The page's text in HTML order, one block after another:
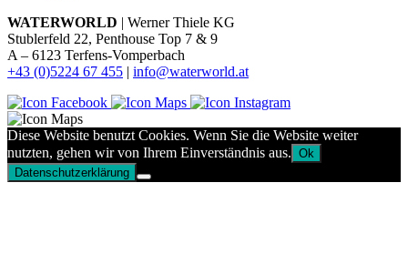
WATERWORLD | Werner Thiele KG
Stublerfeld 22, Penthouse Top 7 & 9
A – 6123 Terfens-Vomperbach
+43 (0)5224 67 455 | info@waterworld.at
Diese Website benutzt Cookies. Wenn Sie die Website weiter
nutzten, gehen wir von Ihrem Einverständnis aus. Ok
Datenschutzerklärung